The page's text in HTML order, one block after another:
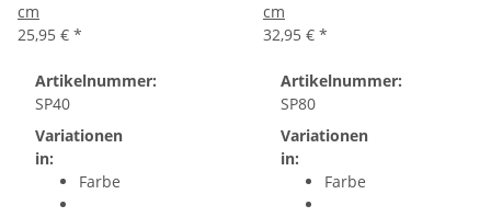
cm
25,95 € *
Artikelnummer:
SP40
Variationen
in:
Farbe
cm
32,95 € *
Artikelnummer:
SP80
Variationen
in:
Farbe